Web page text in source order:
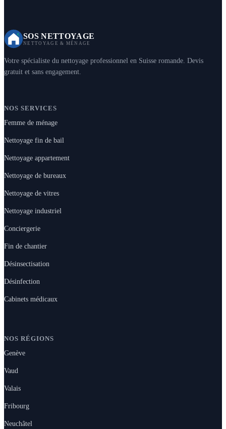
SOS NETTOYAGE
NETTOYAGE & MÉNAGE
Votre spécialiste du nettoyage professionnel en Suisse romande. Devis
gratuit et sans engagement.
NOS SERVICES
Femme de ménage
Nettoyage fin de bail
Nettoyage appartement
Nettoyage de bureaux
Nettoyage de vitres
Nettoyage industriel
Conciergerie
Fin de chantier
Désinsectisation
Désinfection
Cabinets médicaux
NOS RÉGIONS
Genève
Vaud
Valais
Fribourg
Neuchâtel